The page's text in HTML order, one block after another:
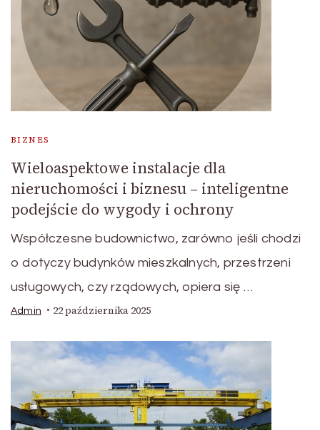
BIZNES
Wieloaspektowe instalacje dla
nieruchomości i biznesu – inteligentne
podejście do wygody i ochrony
Współczesne budownictwo, zarówno jeśli chodzi
o dotyczy budynków mieszkalnych, przestrzeni
usługowych, czy rządowych, opiera się …
Admin 22 października 2025